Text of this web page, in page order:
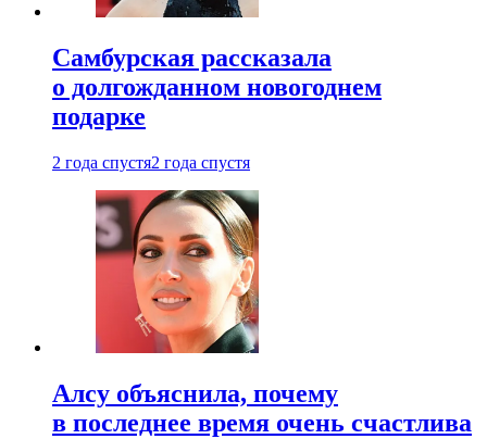
Самбурская рассказала
о долгожданном новогоднем
подарке
2 года спустя2 года спустя
Алсу объяснила, почему
в последнее время очень счастлива